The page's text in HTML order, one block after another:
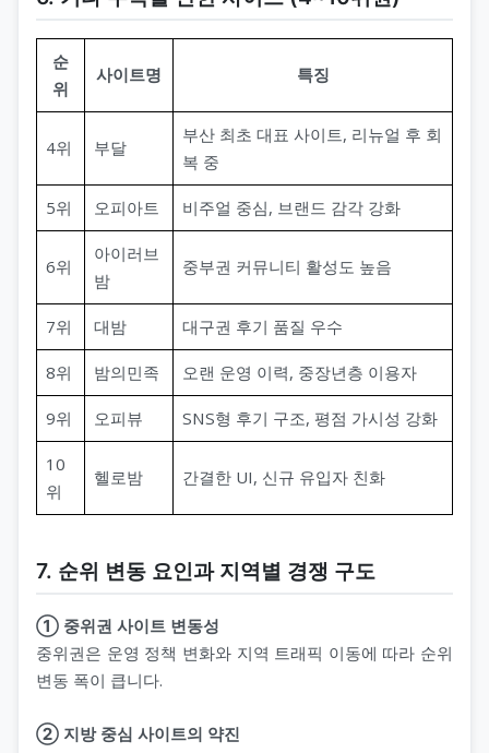
순
위
사이트명 특징
4위 부달
부산 최초 대표 사이트, 리뉴얼 후 회
복 중
5위 오피아트 비주얼 중심, 브랜드 감각 강화
6위
아이러브
밤
중부권 커뮤니티 활성도 높음
7위 대밤 대구권 후기 품질 우수
8위 밤의민족 오랜 운영 이력, 중장년층 이용자
9위 오피뷰 SNS형 후기 구조, 평점 가시성 강화
10
위
헬로밤 간결한 UI, 신규 유입자 친화
7. 순위 변동 요인과 지역별 경쟁 구도
① 중위권 사이트 변동성
중위권은 운영 정책 변화와 지역 트래픽 이동에 따라 순위
변동 폭이 큽니다.
② 지방 중심 사이트의 약진